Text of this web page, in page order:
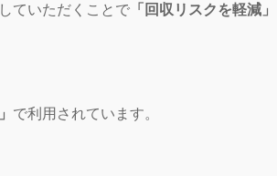
ていただくことで 「回収リスクを軽減」
で利用されています。